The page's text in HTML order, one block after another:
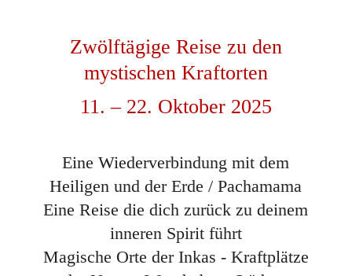
Zwölftägige Reise zu den
mystischen Kraftorten
11. – 22. Oktober 2025
Eine Wiederverbindung mit dem
Heiligen und der Erde / Pachamama
Eine Reise die dich zurück zu deinem
inneren Spirit führt
Magische Orte der Inkas - Kraftplätze